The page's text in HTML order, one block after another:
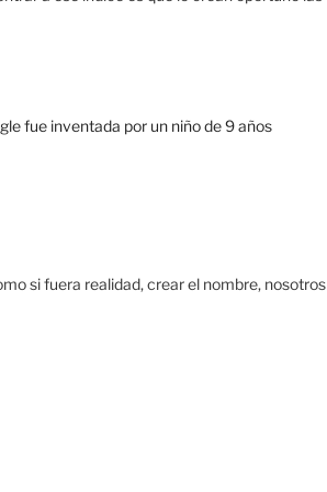
fue inventada por un niño de 9 años
si fuera realidad, crear el nombre, nosotros